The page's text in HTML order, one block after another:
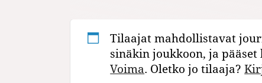
Tilaajat mahdollistavat
sinäkin joukkoon, ja
Voima. Oletko jo tilaaja?